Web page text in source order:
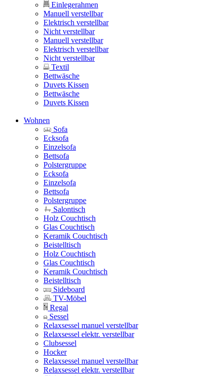
Einlegerahmen
Manuell verstellbar
Elektrisch verstellbar
Nicht verstellbar
Manuell verstellbar
Elektrisch verstellbar
Nicht verstellbar
Textil
Bettwäsche
Duvets Kissen
Bettwäsche
Duvets Kissen
Wohnen
Sofa
Ecksofa
Einzelsofa
Bettsofa
Polstergruppe
Ecksofa
Einzelsofa
Bettsofa
Polstergruppe
Salontisch
Holz Couchtisch
Glas Couchtisch
Keramik Couchtisch
Beistelltisch
Holz Couchtisch
Glas Couchtisch
Keramik Couchtisch
Beistelltisch
Sideboard
TV-Möbel
Regal
Sessel
Relaxsessel manuel verstellbar
Relaxsessel elektr. verstellbar
Clubsessel
Hocker
Relaxsessel manuel verstellbar
Relaxsessel elektr. verstellbar